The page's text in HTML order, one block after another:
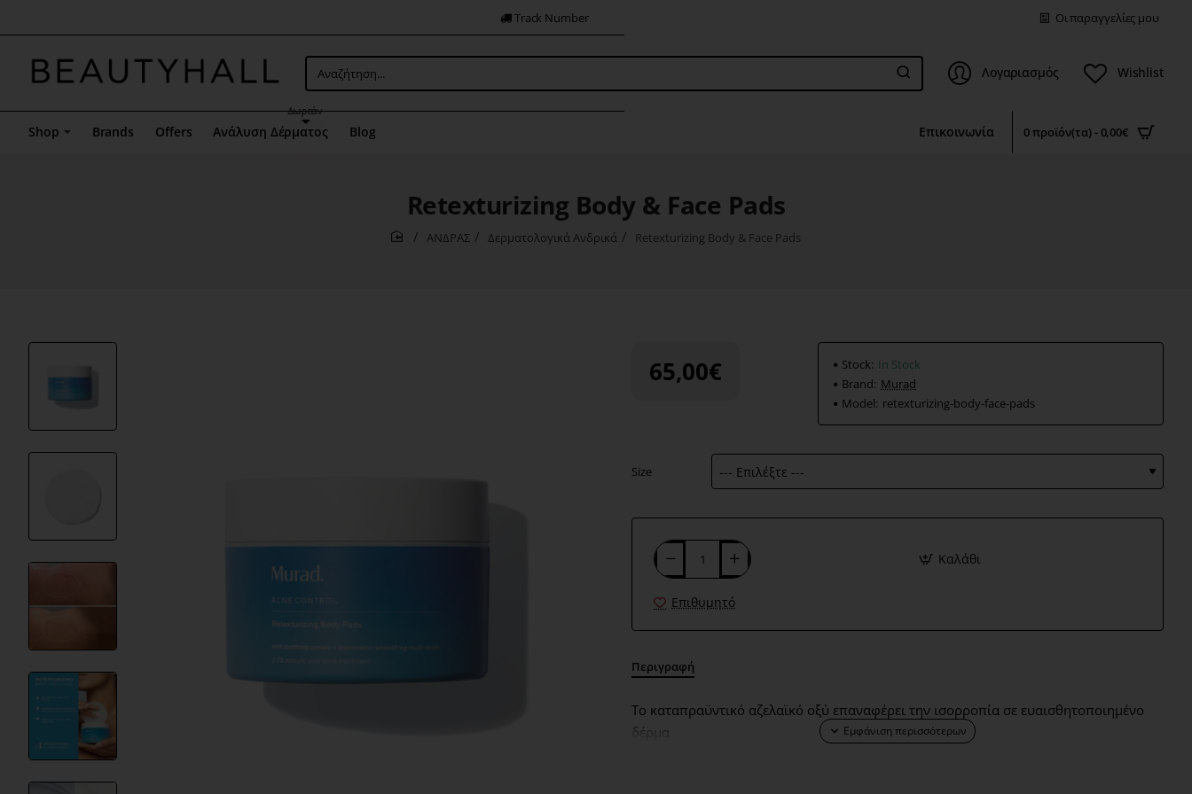
5
Track Number Οι παραγγελίες μου
Αναζήτηση... Λογαριασμός Wishlist
Shop Brands Offers Ανάλυση Δέρματος
Δωρεάν
Blog Επικοινωνία 0 προϊόν(τα) - 0,00€
Retexturizing Body & Face Pads
ΑΝΔΡΑΣ Δερματολογικά Ανδρικά Retexturizing Body & Face Pads
65,00€ Stock: In Stock
Brand: Murad
Model: retexturizing-body-face-pads
Size
Καλάθι
Επιθυμητό
Περιγραφή
Το καταπραϋντικό αζελαϊκό οξύ επαναφέρει την ισορροπία σε ευαισθητοποιημένο
δέρμα